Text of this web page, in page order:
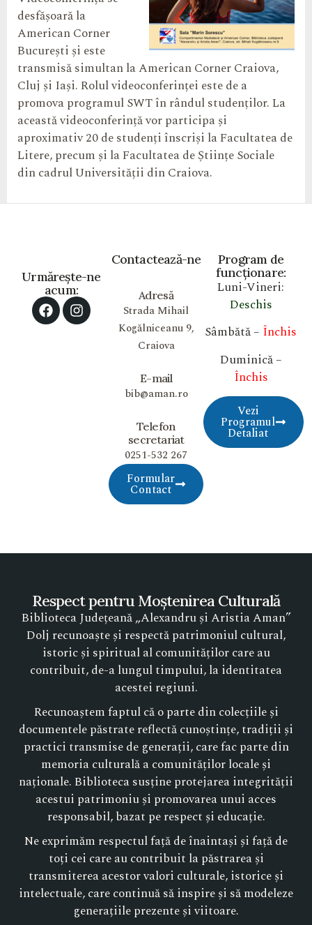
desfășoară la
American Corner
București și este
transmisă simultan la American Corner Craiova,
Cluj și Iași. Rolul videoconferinței este de a
promova programul SWT în rândul studenților. La
această videoconferință vor participa și
aproximativ 20 de studenți înscriși la Facultatea de
Litere, precum și la Facultatea de Științe Sociale
din cadrul Universității din Craiova.
Program de
funcționare:
Luni-Vineri:
Deschis
Sâmbătă – Închis
Duminică –
Închis
Vezi
Programul
Detaliat
Contactează-ne
Adresă
Strada Mihail
Kogălniceanu 9,
Craiova
E-mail
bib@aman.ro
Telefon
secretariat
0251-532 267
Formular
Contact
Urmărește-ne
acum:
Respect pentru Moștenirea Culturală
Biblioteca Județeană „Alexandru și Aristia Aman”
Dolj recunoaște și respectă patrimoniul cultural,
istoric și spiritual al comunităților care au
contribuit, de-a lungul timpului, la identitatea
acestei regiuni.
Recunoaștem faptul că o parte din colecțiile și
documentele păstrate reflectă cunoștințe, tradiții și
practici transmise de generații, care fac parte din
memoria culturală a comunităților locale și
naționale. Biblioteca susține protejarea integrității
acestui patrimoniu și promovarea unui acces
responsabil, bazat pe respect și educație.
Ne exprimăm respectul față de înaintași și față de
toți cei care au contribuit la păstrarea și
transmiterea acestor valori culturale, istorice și
intelectuale, care continuă să inspire și să modeleze
generațiile prezente și viitoare.